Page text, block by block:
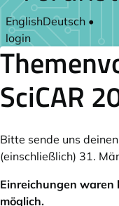
EnglishDeutsch •
login
SciCAR
Bitte sende uns
(einschließlich) 31.
Einreichungen waren
möglich.